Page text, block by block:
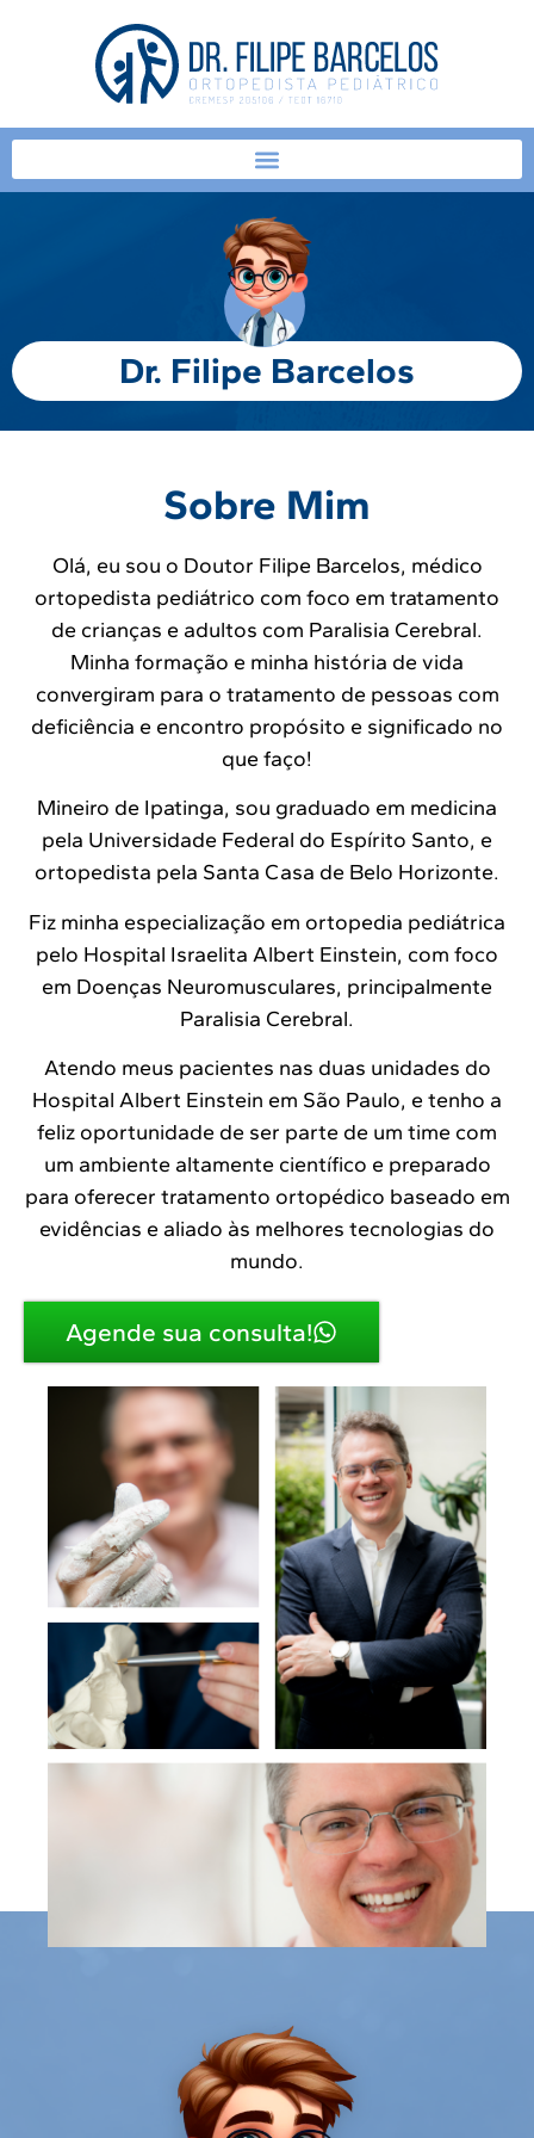
Dr. Filipe Barcelos
Sobre Mim
Olá, eu sou o Doutor Filipe Barcelos, médico
ortopedista pediátrico com foco em tratamento
de crianças e adultos com Paralisia Cerebral.
Minha formação e minha história de vida
convergiram para o tratamento de pessoas com
deficiência e encontro propósito e significado no
que faço!
Mineiro de Ipatinga, sou graduado em medicina
pela Universidade Federal do Espírito Santo, e
ortopedista pela Santa Casa de Belo Horizonte.
Fiz minha especialização em ortopedia pediátrica
pelo Hospital Israelita Albert Einstein, com foco
em Doenças Neuromusculares, principalmente
Paralisia Cerebral.
Atendo meus pacientes nas duas unidades do
Hospital Albert Einstein em São Paulo, e tenho a
feliz oportunidade de ser parte de um time com
um ambiente altamente científico e preparado
para oferecer tratamento ortopédico baseado em
evidências e aliado às melhores tecnologias do
mundo.
Agende sua consulta!